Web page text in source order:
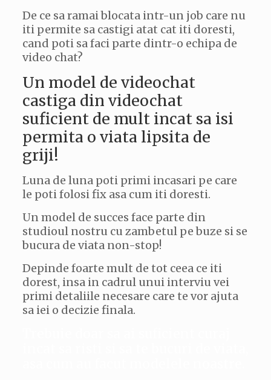
De ce sa ramai blocata intr-un job care nu
iti permite sa castigi atat cat iti doresti,
cand poti sa faci parte dintr-o echipa de
video chat?
Un model de videochat
castiga din videochat
suficient de mult incat sa isi
permita o viata lipsita de
griji!
Luna de luna poti primi incasari pe care
le poti folosi fix asa cum iti doresti.
Un model de succes face parte din
studioul nostru cu zambetul pe buze si se
bucura de viata non-stop!
Depinde foarte mult de tot ceea ce iti
dorest, insa in cadrul unui interviu vei
primi detaliile necesare care te vor ajuta
sa iei o decizie finala.